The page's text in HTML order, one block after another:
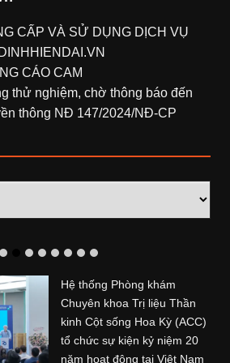
CẤP VÀ SỬ DỤNG DỊCH VỤ
CÁO CAM
thử nghiệm, chờ thông báo đến
thông NĐ 147/2024/NĐ-CP
Hệ thống Phòng khám
Chuyên khoa Trị liệu Thần
kinh Cột sống Hoa Kỳ (ACC)
tổ chức sự kiện kỷ niệm 20
năm hoạt động tại Việt Nam